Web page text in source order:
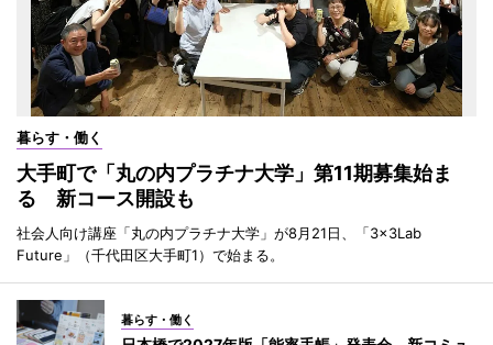
暮らす・働く
大手町で「丸の内プラチナ大学」第11期募集始ま
る 新コース開設も
社会人向け講座「丸の内プラチナ大学」が8月21日、「3×3Lab
Future」（千代田区大手町1）で始まる。
暮らす・働く